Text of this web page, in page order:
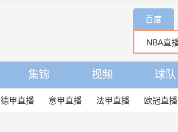
百度
集锦 视频 球队
德甲直播 意甲直播 法甲直播 欧冠直播